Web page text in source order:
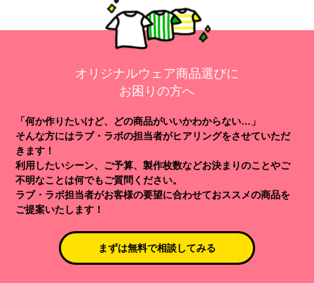
オリジナルウェア商品選びに
お困りの方へ
「何か作りたいけど、どの商品がいいかわからない…」
そんな方にはラブ・ラボの担当者がヒアリングをさせていただ
きます！
利用したいシーン、ご予算、製作枚数などお決まりのことやご
不明なことは何でもご質問ください。
ラブ・ラボ担当者がお客様の要望に合わせておススメの商品を
ご提案いたします！
まずは無料で相談してみる